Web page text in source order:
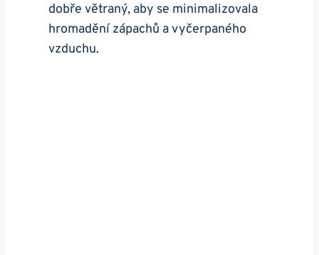
dobře větraný, aby se minimalizovala
hromadění zápachů a vyčerpaného
vzduchu.